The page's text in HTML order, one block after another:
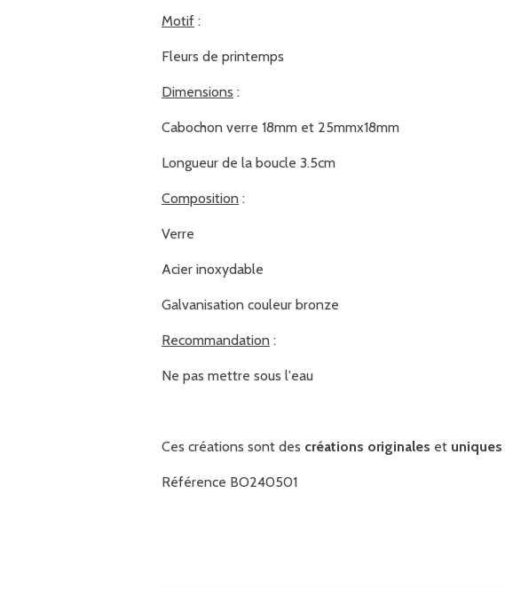
Motif :
Fleurs de printemps
Dimensions :
Cabochon verre 18mm et 25mmx18mm
Longueur de la boucle 3.5cm
Composition :
Verre
Acier inoxydable
Galvanisation couleur bronze
Recommandation :
Ne pas mettre sous l'eau
Ces créations sont des créations originales et uniques
Référence BO240501